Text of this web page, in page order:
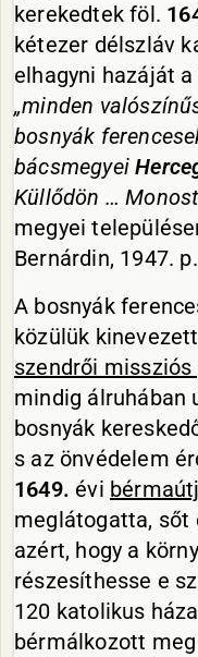
kerekedtek föl.
kétezer délszláv
elhagyni hazáját
„minden
bosnyák
bácsmegyei
Küllődön …
megyei
Bernárdin, 1947.
A bosnyák
közülük
szendrői missziós
mindig álruhában
bosnyák
s az önvédelem
1649. évi
meglátogatta,
azért, hogy a
részesíthesse e
120 katolikus
bérmálkozott